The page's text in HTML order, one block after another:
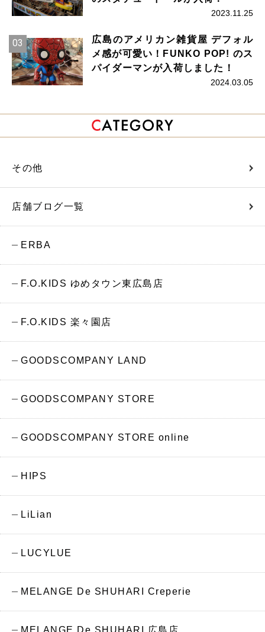
2023.11.25
広島のアメリカン雑貨屋 デフォル
メ感が可愛い！FUNKO POP! のス
パイダーマンが入荷しました！
2024.03.05
その他
店舗ブログ一覧
ERBA
F.O.KIDS ゆめタウン東広島店
F.O.KIDS 楽々園店
GOODSCOMPANY LAND
GOODSCOMPANY STORE
GOODSCOMPANY STORE online
HIPS
LiLian
LUCYLUE
MELANGE De SHUHARI Creperie